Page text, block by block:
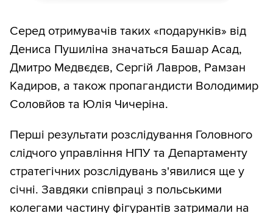
Серед отримувачів таких «подарунків» від
Дениса Пушиліна значаться Башар Асад,
Дмитро Медвєдєв, Сергій Лавров, Рамзан
Кадиров, а також пропагандисти Володимир
Соловйов та Юлія Чичеріна.
Перші результати розслідування Головного
слідчого управління НПУ та Департаменту
стратегічних розслідувань з'явилися ще у
січні. Завдяки співпраці з польськими
колегами частину фігурантів затримали на